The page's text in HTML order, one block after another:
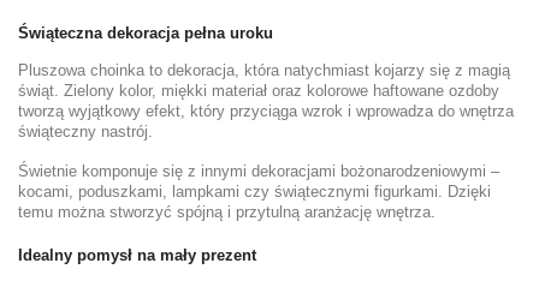
Świąteczna dekoracja pełna uroku
Pluszowa choinka to dekoracja, która natychmiast kojarzy się z magią
świąt. Zielony kolor, miękki materiał oraz kolorowe haftowane ozdoby
tworzą wyjątkowy efekt, który przyciąga wzrok i wprowadza do wnętrza
świąteczny nastrój.
Świetnie komponuje się z innymi dekoracjami bożonarodzeniowymi –
kocami, poduszkami, lampkami czy świątecznymi figurkami. Dzięki
temu można stworzyć spójną i przytulną aranżację wnętrza.
Idealny pomysł na mały prezent